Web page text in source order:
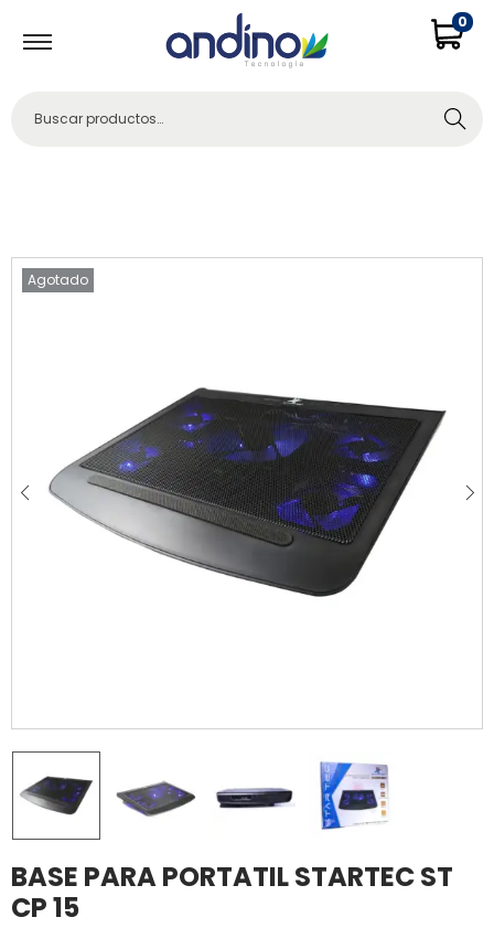
0
Buscar
Agotado
BASE PARA PORTATIL STARTEC ST
CP 15